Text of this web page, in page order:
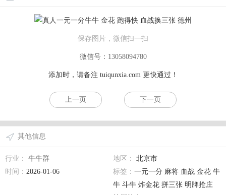
保存图片，微信扫一扫
微信号：13058094780
添加时，请备注 tuiqunxia.com更快通过！
上一页 下一页
其他信息
行业： 牛牛群 地区：
北京市
时间： 2026-01-06 标签： 一元一分 麻将 血战 金花 牛
牛 斗牛 炸金花 拼三张 明牌抢庄